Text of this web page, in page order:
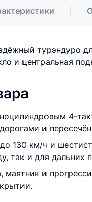
турэндуро
и центральная
4-
и
130 км/ч и
так и для дальних
маятник и